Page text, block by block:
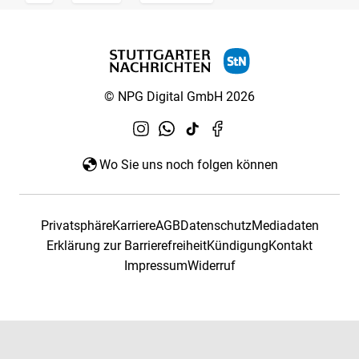
© NPG Digital GmbH 2026
Wo Sie uns noch folgen können
PrivatsphäreKarriereAGBDatenschutzMediadaten
Erklärung zur BarrierefreiheitKündigungKontakt
ImpressumWiderruf